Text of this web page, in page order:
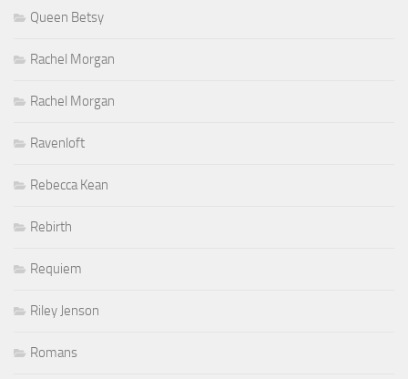
Queen Betsy
Rachel Morgan
Rachel Morgan
Ravenloft
Rebecca Kean
Rebirth
Requiem
Riley Jenson
Romans